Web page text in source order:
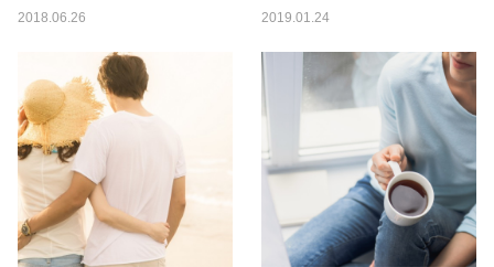
2018.06.26 2019.01.24